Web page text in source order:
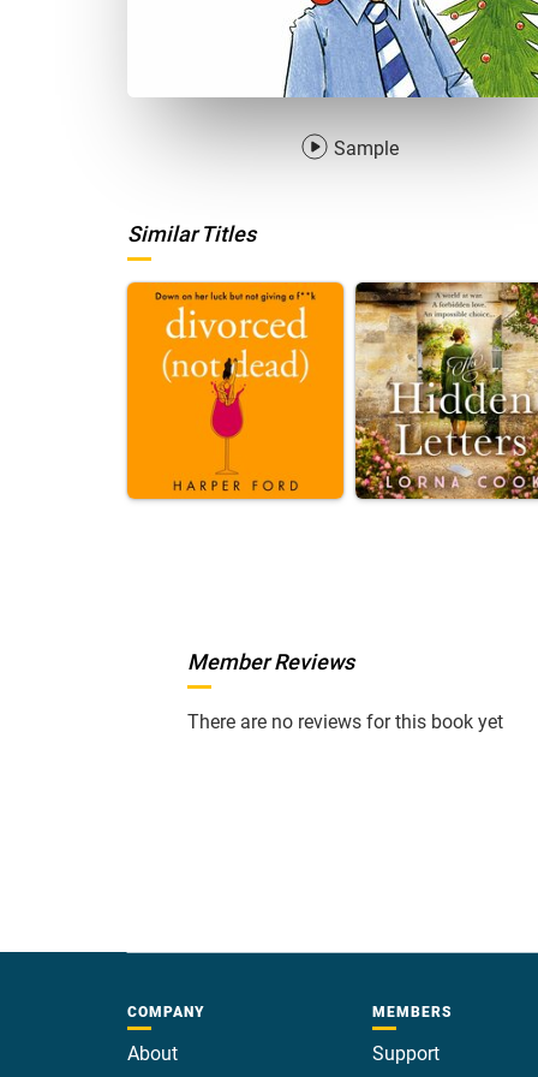
Sample
Similar Titles
Member Reviews
There are no reviews for this book yet
COMPANY
About
MEMBERS
Support